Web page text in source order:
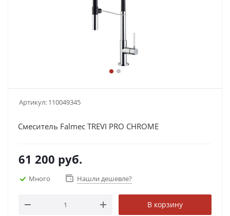
Артикул: 110049345
Смеситель Falmec TREVI PRO CHROME
61 200 руб.
Много Нашли дешевле?
В корзину